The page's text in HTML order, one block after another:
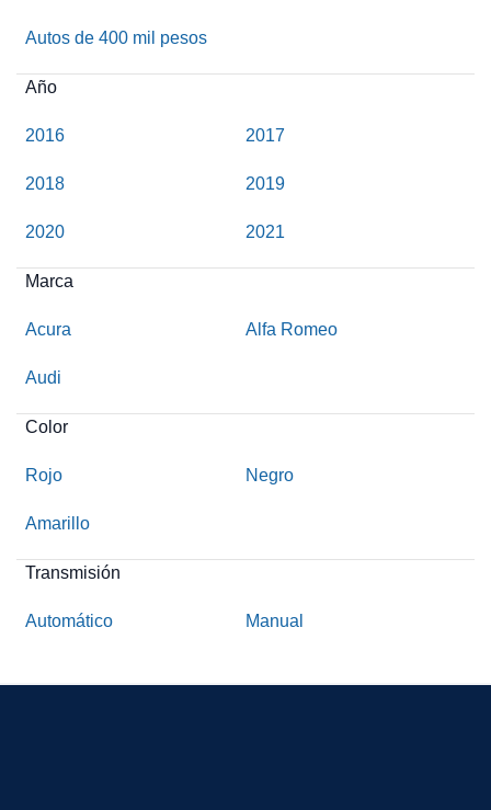
Autos de 400 mil pesos
Año
2016 2017
2018 2019
2020 2021
Marca
Acura Alfa Romeo
Audi
Color
Rojo Negro
Amarillo
Transmisión
Automático Manual